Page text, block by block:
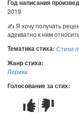
Год написания
2019
✍ Я хочу получать
адекватно к ним
Тематика стиха: Стихи
Жанр стиха:
Лирика
Голосование за стих:
Стих
понравился
Стих
не